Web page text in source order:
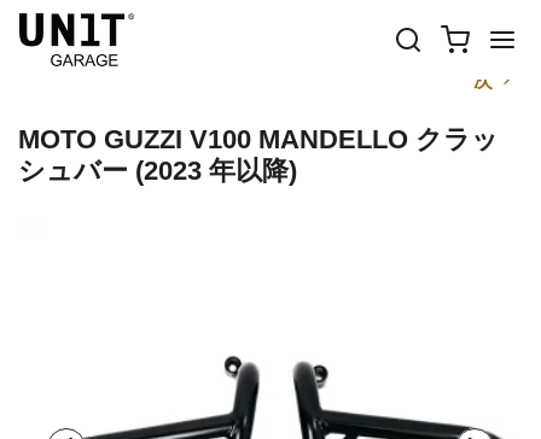
前
次
MOTO GUZZI V100 MANDELLO クラッ
シュバー (2023 年以降)